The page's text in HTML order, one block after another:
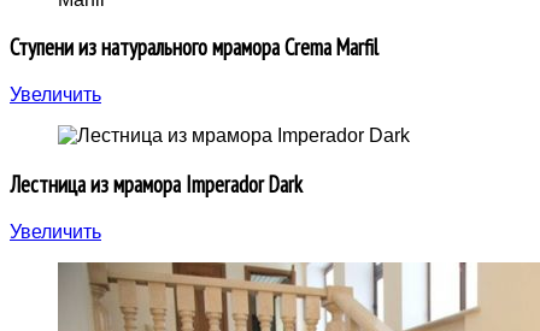
Ступени из натурального мрамора Crema Marfil
Увеличить
Лестница из мрамора Imperador Dark
Увеличить